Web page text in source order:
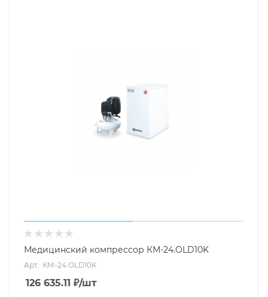
Медицинский компрессор КМ-24.OLD10K
Арт.: КМ-24.OLD10K
126 635.11 ₽/шт